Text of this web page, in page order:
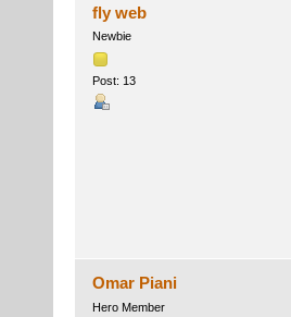
fly web
Newbie
Post: 13
Omar Piani
Hero Member